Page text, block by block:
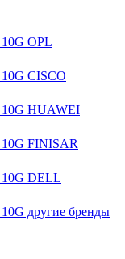
OPL
CISCO
10G HUAWEI
FINISAR
10G DELL
другие бренды